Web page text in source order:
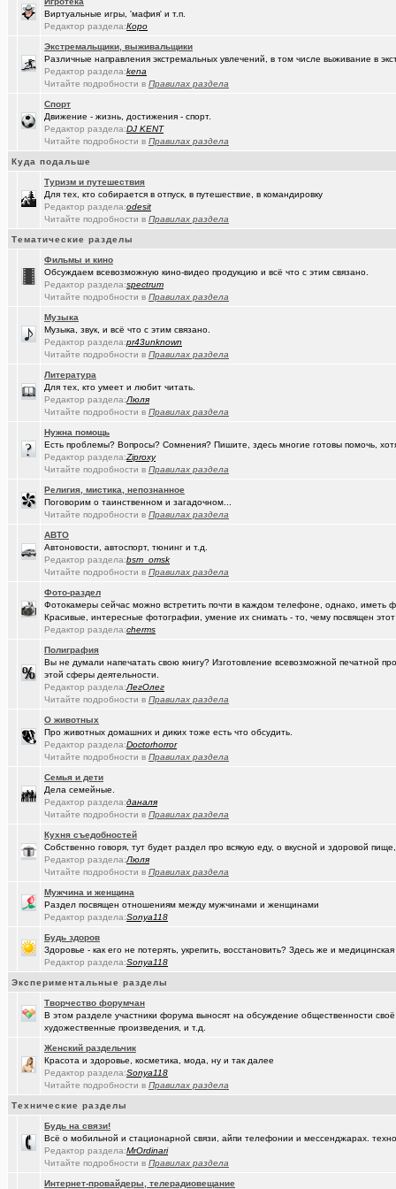
Случайные фото с мобильника
Энциклопедия Омской области онлайн.
Диалог с ИИ о романе «Мастер и Маргарита».
100% женщин!.(wvladimi..) +3
Специалист по эрбиевым лазерам(Kebbos)
(Злыдня)
Ремонт квартир/ванных комнат! Высококачественная отделка.
И это все то, на что способен omsk.com???(Zheka) +13
Ремонт окон ПВХ. К кому обратиться? (Ярославч..)
ищу риэдтора (халвамес)
Консультация по конфигурации ПК(falcon)
Жилищный вопрос (халвамес)
Где ремонтируют Oculus Quest?(Google-M..)
Почему в городе не отключают отопление?
Какое выбрать отопление для частного дома?
Традиционный сбор памперсов для перинатального центра 2025
Самогоноварение. Кто как?(интересу..)
Какие буквы на гос. номере сейчас идут???
АКПП матиз. Ремонтировать или менять?
С наступающим 2026 годом!
Где можно отремонтировать вязаную варежку?
Молодые таланты классической гитары - Майя Казарина
Теле2 в Омске(t2) +8155
Залезть в древний нетбук(JUMPER)
Ремонт квартир омск отзывы. любые строительные работы
Автофлудилка(Гормон р..) +21803
коворкинг проекты
Betatransfer.net - прием платежей для HIGH RISK проектов
Челлендж "Какой кофе ты сейчас пьёшь?"
Владимир Шандриков(Александ..)
7я.ТВ и Я.ru (Омские кабельные сети)
Ищу Маяк 205(Александ..)
Доколе!?(Моеимяза..)
Автоматизация домашнего учета ЖКХ и многое другое ...(BarVic19..) +95
(qwer5523)
Задолбали расклейщики рекламы
А что вы сейчас готовите?
прописка она же регистрация
Нерадивые расклейщики рекламы
ОК Восток-Запад - что это, кто это?!
Мёд Пасеки Сибирское медовье.(Пасечник)
Виртуальные игры, 'мафия' и т.п.
Редактор раздела:Коро
Экстремальщики, выживальщики
Различные направления экстремальных увлечений, в том числе выживание в
Редактор раздела:kena
Читайте подробности в Правилах раздела
Спорт
Движение - жизнь, достижения - спорт.
Редактор раздела:DJ KENT
Читайте подробности в Правилах раздела
Куда подальше
Туризм и путешествия
Для тех, кто собирается в отпуск, в путешествие, в командировку
Редактор раздела:odesit
Читайте подробности в Правилах раздела
Тематические разделы
Фильмы и кино
Обсуждаем всевозможную кино-видео продукцию и всё что с этим связано.
Редактор раздела:spectrum
Читайте подробности в Правилах раздела
Музыка
Музыка, звук, и всё что с этим связано.
Редактор раздела:pr43unknown
Читайте подробности в Правилах раздела
Литература
Для тех, кто умеет и любит читать.
Редактор раздела:Люля
Читайте подробности в Правилах раздела
Нужна помощь
Есть проблемы? Вопросы? Сомнения? Пишите, здесь многие готовы помочь,
Редактор раздела:Ziproxy
Читайте подробности в Правилах раздела
Религия, мистика, непознанное
Поговорим о таинственном и загадочном...
Читайте подробности в Правилах раздела
АВТО
Автоновости, автоспорт, тюнинг и т.д.
Редактор раздела:bsm_omsk
Читайте подробности в Правилах раздела
Фото-раздел
Фотокамеры сейчас можно встретить почти в каждом телефоне, однако, иметь
Красивые, интересные фотографии, умение их снимать - то, чему посвящен
Редактор раздела:cherms
Полиграфия
Вы не думали напечатать свою книгу? Изготовление всевозможной печатной
этой сферы деятельности.
Редактор раздела:ЛегОлег
Читайте подробности в Правилах раздела
О животных
Про животных домашних и диких тоже есть что обсудить.
Редактор раздела:Doctorhorror
Читайте подробности в Правилах раздела
Семья и дети
Дела семейные.
Редактор раздела:даналя
Читайте подробности в Правилах раздела
Кухня съедобностей
Собственно говоря, тут будет раздел про всякую еду, о вкусной и здоровой
Редактор раздела:Люля
Читайте подробности в Правилах раздела
Мужчина и женщина
Раздел посвящен отношениям между мужчинами и женщинами
Редактор раздела:Sonya118
Будь здоров
Здоровье - как его не потерять, укрепить, восстановить? Здесь же и
Редактор раздела:Sonya118
Экспериментальные разделы
Творчество форумчан
В этом разделе участники форума выносят на обсуждение общественности
художественные произведения, и т.д.
Женский раздельчик
Красота и здоровье, косметика, мода, ну и так далее
Редактор раздела:Sonya118
Читайте подробности в Правилах раздела
Технические разделы
Будь на связи!
Всё о мобильной и стационарной связи, айпи телефонии и мессенджарах.
Редактор раздела:MrOrdinari
Читайте подробности в Правилах раздела
Интернет-провайдеры, телерадиовещание